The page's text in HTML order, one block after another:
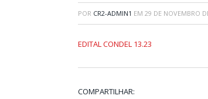
POR CR2-ADMIN1 EM 29 DE NOVEMBRO
EDITAL CONDEL 13.23
COMPARTILHAR: